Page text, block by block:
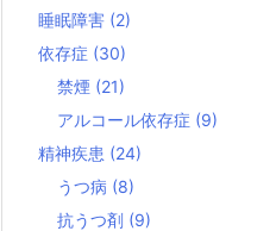
睡眠障害 (2)
依存症 (30)
禁煙 (21)
アルコール依存症 (9)
精神疾患 (24)
うつ病 (8)
抗うつ剤 (9)